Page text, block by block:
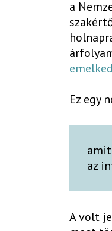
a
Ez egy
az
A volt